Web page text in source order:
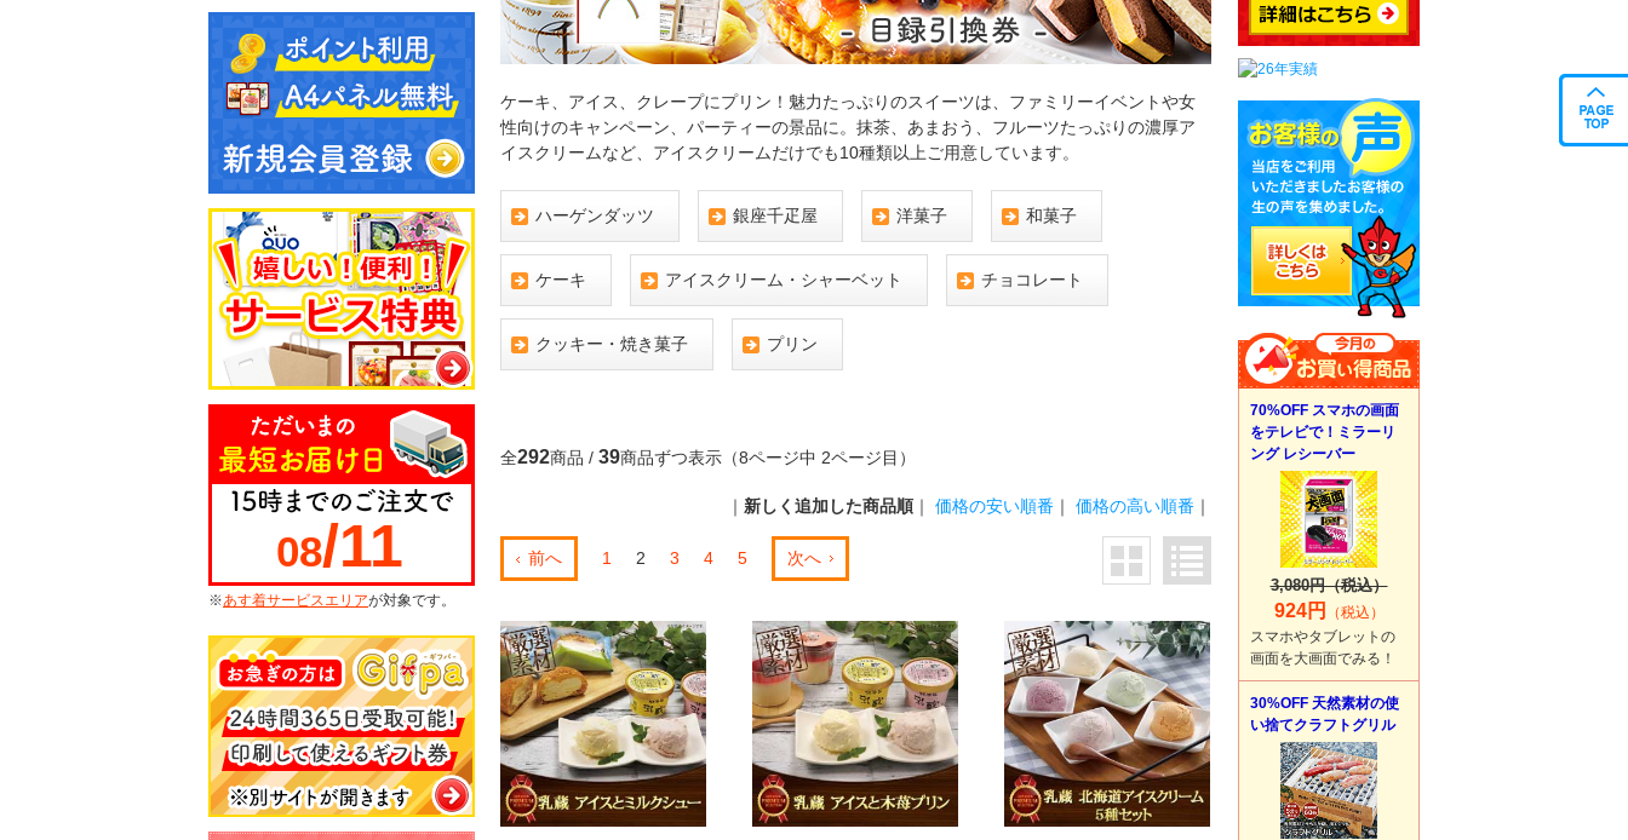
08/11
※あす着サービスエリアが対象です。
ケーキ、アイス、クレープにプリン！魅力たっぷりのスイーツは、ファミリーイベントや女
性向けのキャンペーン、パーティーの景品に。抹茶、あまおう、フルーツたっぷりの濃厚ア
イスクリームなど、アイスクリームだけでも10種類以上ご用意しています。
ハーゲンダッツ 銀座千疋屋 洋菓子 和菓子
ケーキ アイスクリーム・シャーベット チョコレート
クッキー・焼き菓子 プリン
全292商品 / 39商品ずつ表示（8ページ中 2ページ目）
｜ 新しく追加した商品順 ｜ 価格の安い順番 ｜ 価格の高い順番 ｜
前へ 1 2 3 4 5 次へ
70%OFF スマホの画面
をテレビで！ミラーリ
ング レシーバー
3,080円（税込）
924円
（税込）
スマホやタブレットの
画面を大画面でみる！
30%OFF 天然素材の使
い捨てクラフトグリル